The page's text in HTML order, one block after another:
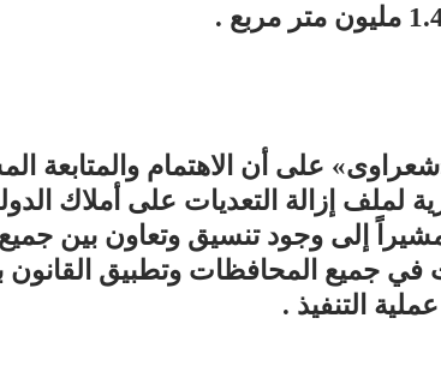
على أن الاهتمام والمتابعة
لملف إزالة التعديات على أملاك
مشيراً إلى وجود تنسيق وتعاون بين جميع
في جميع المحافظات وتطبيق
التنفيذ .